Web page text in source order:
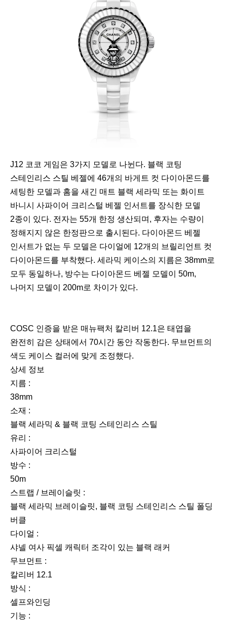
J12 코코 게임은 3가지 모델로 나뉜다. 블랙 코팅
스테인리스 스틸 베젤에 46개의 바게트 컷 다이아몬드를
세팅한 모델과 홈을 새긴 매트 블랙 세라믹 또는 화이트
바니시 사파이어 크리스털 베젤 인서트를 장식한 모델
2종이 있다. 전자는 55개 한정 생산되며, 후자는 수량이
정해지지 않은 한정판으로 출시된다. 다이아몬드 베젤
인서트가 없는 두 모델은 다이얼에 12개의 브릴리언트 컷
다이아몬드를 부착했다. 세라믹 케이스의 지름은 38mm로
모두 동일하나, 방수는 다이아몬드 베젤 모델이 50m,
나머지 모델이 200m로 차이가 있다.
COSC 인증을 받은 매뉴팩처 칼리버 12.1은 태엽을
완전히 감은 상태에서 70시간 동안 작동한다. 무브먼트의
색도 케이스 컬러에 맞게 조정했다.
상세 정보
지름 :
38mm
소재 :
블랙 세라믹 & 블랙 코팅 스테인리스 스틸
유리 :
사파이어 크리스털
방수 :
50m
스트랩 / 브레이슬릿 :
블랙 세라믹 브레이슬릿, 블랙 코팅 스테인리스 스틸 폴딩
버클
다이얼 :
샤넬 여사 픽셀 캐릭터 조각이 있는 블랙 래커
무브먼트 :
칼리버 12.1
방식 :
셀프와인딩
기능 :